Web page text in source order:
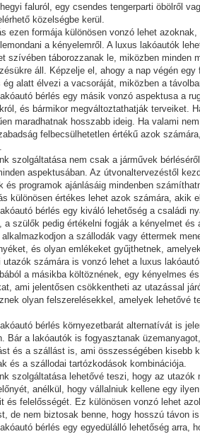
faluról, egy csendes tengerparti öbölről
közelségbe kerül.
ezen formája különösen vonzó lehet
a kényelemről. A luxus lakóautók
szívében táborozzanak le, miközben minden
áll. Képzelje el, ahogy a nap végén
ég alatt élvezi a vacsoráját, miközben a
bérlés egy másik vonzó aspektusa a
és bármikor megváltoztathatják terveiket.
maradhatnak hosszabb ideig. Ha valami
felbecsülhetetlen értékű azok
szolgáltatása nem csak a járművek
aspektusában. Az útvonaltervezéstől
és programok ajánlásáig mindenben
különösen értékes lehet azok számára, akik
bérlés egy kiváló lehetőség a családi
a szülők pedig értékelni fogják a kényelmet
a szállodák vagy éttermek
és olyan emlékeket gyűjthetnek,
utazók számára is vonzó lehet a luxus
a másikba költöznének, egy kényelmes
ami jelentősen csökkentheti az utazással
olyan felszerelésekkel, amelyek lehetővé
bérlés környezetbarát alternatívát is
Bár a lakóautók is fogyasztanak
és a szállást is, ami összességében kisebb
és a szállodai tartózkodások kombinációja.
szolgáltatása lehetővé teszi, hogy az
anélkül, hogy vállalniuk kellene egy
és felelősségét. Ez különösen vonzó lehet
de nem biztosak benne, hogy hosszú távon
bérlés egy egyedülálló lehetőség arra,